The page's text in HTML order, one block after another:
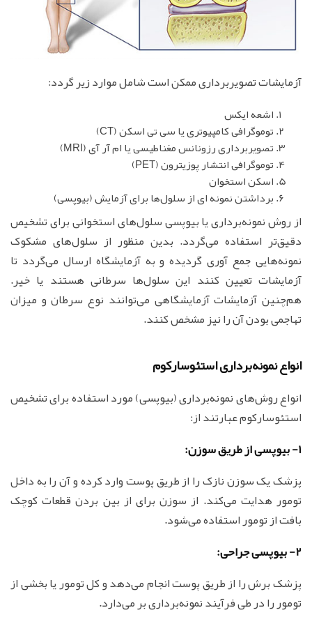
آزمایشات تصویربرداری ممکن است شامل موارد زیر گردد:
اشعه ایکس
توموگرافی کامپیوتری یا سی تی اسکن (CT)
تصویربرداری رزونانس مغناطیسی یا ام آر آی (MRI)
توموگرافی انتشار پوزیترون (PET)
اسکن استخوان
برداشتن نمونه ای از سلول‌ها برای آزمایش (بیوپسی)
از روش نمونه‌برداری یا بیوپسی سلول‌های استخوانی برای تشخیص
دقیق‌تر استفاده می‌گردد. بدین منظور از سلول‌های مشکوک
نمونه‌هایی جمع آوری گردیده و به آزمایشگاه ارسال می‌گردد تا
آزمایشات تعیین کنند این سلول‌ها سرطانی هستند یا خیر.
هم‌چنین آزمایشات آزمایشگاهی می‌توانند نوع سرطان و میزان
تهاجمی بودن آن را نیز مشخص کنند.
انواع نمونه‌برداری استئوسارکوم
انواع روش‌های نمونه‌برداری (بیوپسی) مورد استفاده برای تشخیص
استئوسارکوم عبارتند از:
1- بیوپسی از طریق سوزن:
پزشک یک سوزن نازک را از طریق پوست وارد کرده و آن را به داخل
تومور هدایت می‌کند. از سوزن برای از بین بردن قطعات کوچک
بافت از تومور استفاده می‌شود.
2- بیوپسی جراحی:
پزشک برش را از طریق پوست انجام می‌دهد و کل تومور یا بخشی از
تومور را در طی فرآیند نمونه‌برداری بر می‌دارد.